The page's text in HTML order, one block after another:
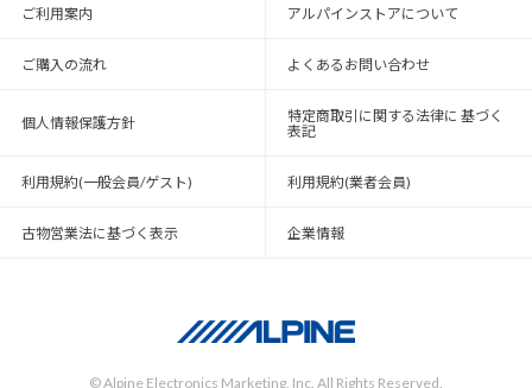
ご利用案内 アルパインストアについて
ご購入の流れ よくあるお問い合わせ
個人情報保護方針
特定商取引に関する法律に 基づく
表記
利用規約(一般会員/ゲスト) 利用規約(業者会員)
古物営業法に基づく表示 企業情報
© Alpine Electronics Marketing, Inc. All Rights Reserved.